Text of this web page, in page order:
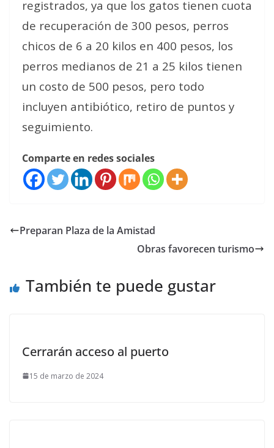
registrados, ya que los gatos tienen cuota
de recuperación de 300 pesos, perros
chicos de 6 a 20 kilos en 400 pesos, los
perros medianos de 21 a 25 kilos tienen
un costo de 500 pesos, pero todo
incluyen antibiótico, retiro de puntos y
seguimiento.
Comparte en redes sociales
Preparan Plaza de la Amistad
Obras favorecen turismo
También te puede gustar
Cerrarán acceso al puerto
15 de marzo de 2024